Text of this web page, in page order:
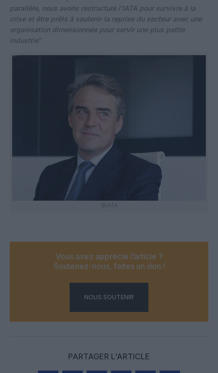
parallèle, nous avons restructuré l’IATA pour survivre à la
crise et être prêts à soutenir la reprise du secteur avec une
organisation dimensionnée pour servir une plus petite
industrie“.
©IATA
Vous avez apprécié l’article ?
Soutenez-nous, faites un don !
NOUS SOUTENIR
PARTAGER L'ARTICLE